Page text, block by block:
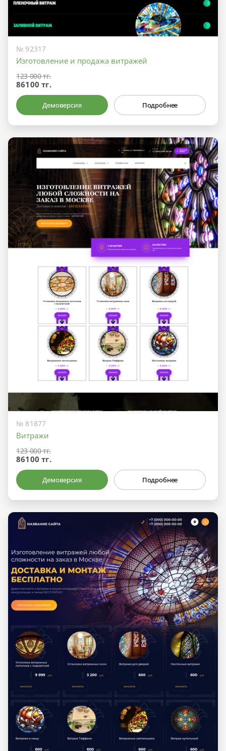
№ 92317
Изготовление и продажа витражей
123 000 тг.
86100 тг.
Демоверсия Подробнее
№ 81877
Витражи
123 000 тг.
86100 тг.
Демоверсия Подробнее